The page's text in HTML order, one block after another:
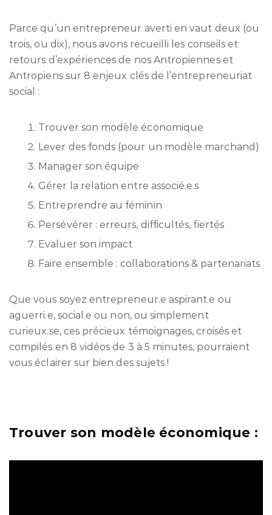
Parce qu’un entrepreneur averti en vaut deux (ou
trois, ou dix), nous avons recueilli les conseils et
retours d’expériences de nos Antropiennes et
Antropiens sur 8 enjeux clés de l’entrepreneuriat
social :
Trouver son modèle économique
Lever des fonds (pour un modèle marchand)
Manager son équipe
Gérer la relation entre associé.e.s
Entreprendre au féminin
Persévérer : erreurs, difficultés, fiertés
Evaluer son impact
Faire ensemble : collaborations & partenariats
Que vous soyez entrepreneur.e aspirant.e ou
aguerri.e, social.e ou non, ou simplement
curieux.se, ces précieux témoignages, croisés et
compilés en 8 vidéos de 3 à 5 minutes, pourraient
vous éclairer sur bien des sujets !
Trouver son modèle économique :